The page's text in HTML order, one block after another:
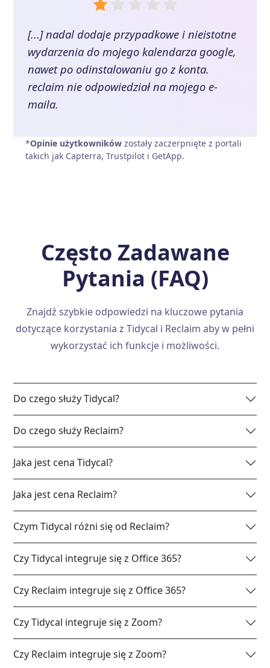
[...] nadal dodaje przypadkowe i nieistotne
wydarzenia do mojego kalendarza google,
nawet po odinstalowaniu go z konta.
reclaim nie odpowiedział na mojego e-
maila.
*Opinie użytkowników zostały zaczerpnięte z portali
takich jak Capterra, Trustpilot i GetApp.
Często Zadawane
Pytania (FAQ)
Znajdź szybkie odpowiedzi na kluczowe pytania
dotyczące korzystania z Tidycal i Reclaim aby w pełni
wykorzystać ich funkcje i możliwości.
Do czego służy Tidycal?
Do czego służy Reclaim?
Jaka jest cena Tidycal?
Jaka jest cena Reclaim?
Czym Tidycal różni się od Reclaim?
Czy Tidycal integruje się z Office 365?
Czy Reclaim integruje się z Office 365?
Czy Tidycal integruje się z Zoom?
Czy Reclaim integruje się z Zoom?